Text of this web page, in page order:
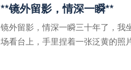
**镜外留影，情深一瞬**
镜外留影，情深一瞬三十年了，我
场看台上，手里捏着一张泛黄的照